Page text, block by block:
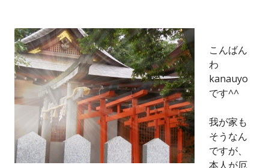
こんばん
わ
kanauyo
です^^
我が家も
そうなん
ですが、
本人が厄